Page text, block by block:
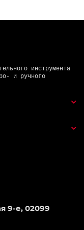
инструмента
и ручного
9-е, 02099